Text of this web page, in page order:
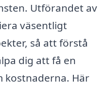
Utförandet av
väsentligt
så att förstå
dig att få en
Här